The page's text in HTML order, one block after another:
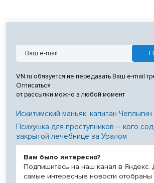
VN.ru обязуется не передавать Ваш e-mail
Отписаться
от рассылки можно в любой момент
Искитимский маньяк: капитан
Психушка для преступников – кого
закрытой лечебнице за Уралом
Вам было интересно?
Подпишитесь на наш канал в Яндекс.
самые интересные новости отобраны